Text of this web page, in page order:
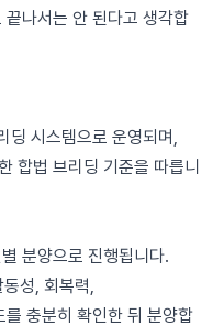
나서는 안 된다고 생각합
딩 시스템으로 운영되며,
합법 브리딩 기준을 따릅니
분양으로 진행됩니다.
성, 회복력,
충분히 확인한 뒤 분양합